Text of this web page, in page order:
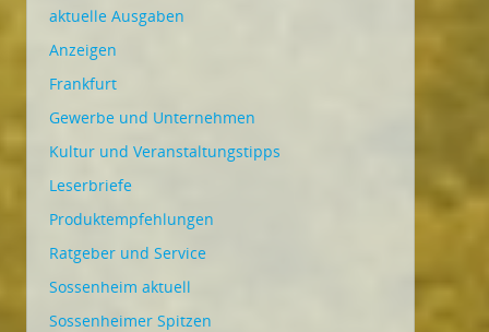
aktuelle Ausgaben
Anzeigen
Frankfurt
Gewerbe und Unternehmen
Kultur und Veranstaltungstipps
Leserbriefe
Produktempfehlungen
Ratgeber und Service
Sossenheim aktuell
Sossenheimer Spitzen